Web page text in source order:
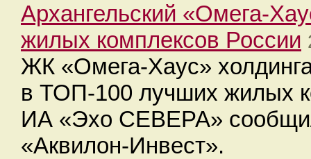
Архангельский «Омега-
жилых комплексов России
ЖК «Омега-Хаус»
в ТОП-100 лучших жилых
ИА «Эхо СЕВЕРА»
«Аквилон-Инвест».